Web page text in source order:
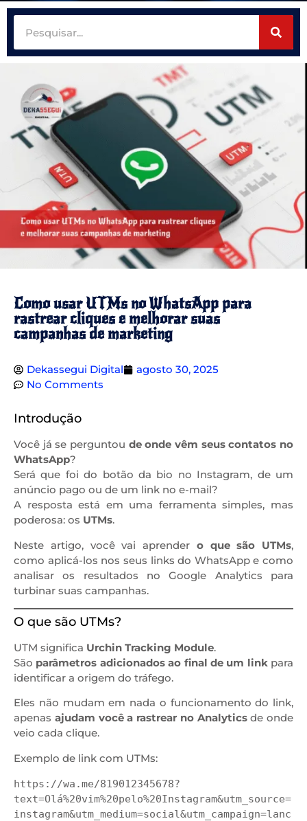
Como usar UTMs no WhatsApp para
rastrear cliques e melhorar suas
campanhas de marketing
Dekassegui Digital
agosto 30, 2025
No Comments
Introdução
Você já se perguntou de onde vêm seus contatos no
WhatsApp?
Será que foi do botão da bio no Instagram, de um
anúncio pago ou de um link no e-mail?
A resposta está em uma ferramenta simples, mas
poderosa: os UTMs.
Neste artigo, você vai aprender o que são UTMs,
como aplicá-los nos seus links do WhatsApp e como
analisar os resultados no Google Analytics para
turbinar suas campanhas.
O que são UTMs?
UTM significa Urchin Tracking Module.
São parâmetros adicionados ao final de um linkpara
identificar a origem do tráfego.
Eles não mudam em nada o funcionamento do link,
apenas ajudam você a rastrear no Analyticsde onde
veio cada clique.
Exemplo de link com UTMs:
https://wa.me/819012345678?
text=Olá%20vim%20pelo%20Instagram&utm_source=
instagram&utm_medium=social&utm_campaign=lanc